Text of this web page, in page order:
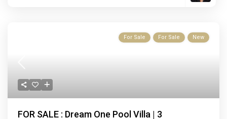
For Sale For Sale New
FOR SALE : Dream One Pool Villa | 3